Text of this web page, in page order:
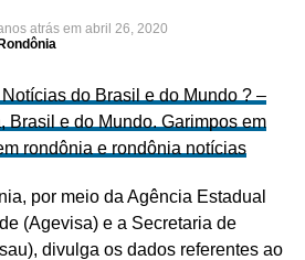
atrás em abril 26, 2020
do Brasil e do Mundo ? –
Brasil e do Mundo. Garimpos em
rondônia e rondônia notícias
por meio da Agência Estadual
(Agevisa) e a Secretaria de
divulga os dados referentes ao